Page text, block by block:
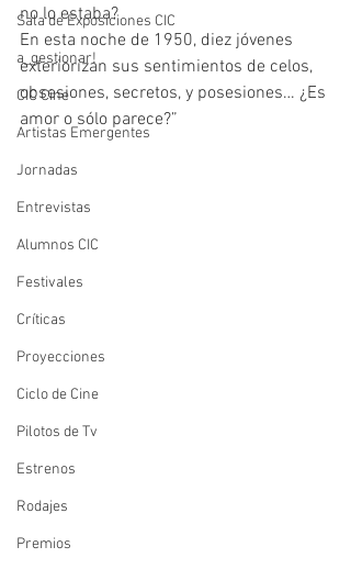
Sala de Exposiciones CIC
a_gestionar!
CIC Cine
Artistas Emergentes
Jornadas
Entrevistas
Alumnos CIC
Festivales
Críticas
Proyecciones
Ciclo de Cine
Pilotos de Tv
Estrenos
Rodajes
Premios
no lo estaba?
En esta noche de 1950, diez jóvenes
exteriorizan sus sentimientos de celos,
obsesiones, secretos, y posesiones… ¿Es
amor o sólo parece?”